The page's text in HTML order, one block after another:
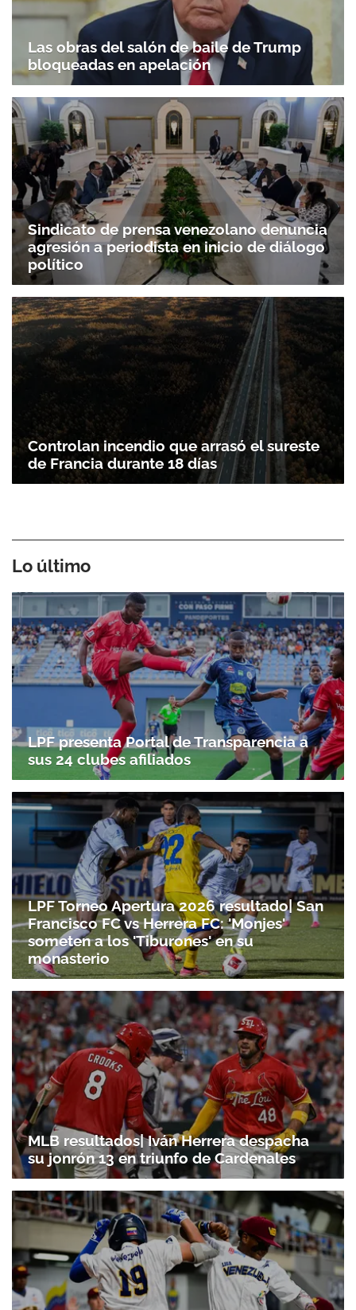
Las obras del salón de baile de Trump
bloqueadas en apelación
Sindicato de prensa venezolano denuncia
agresión a periodista en inicio de diálogo
político
Controlan incendio que arrasó el sureste
de Francia durante 18 días
Lo último
LPF presenta Portal de Transparencia a
sus 24 clubes afiliados
LPF Torneo Apertura 2026 resultado| San
Francisco FC vs Herrera FC: 'Monjes'
someten a los 'Tiburones' en su
monasterio
MLB resultados| Iván Herrera despacha
su jonrón 13 en triunfo de Cardenales